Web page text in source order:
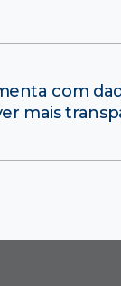
com
mais